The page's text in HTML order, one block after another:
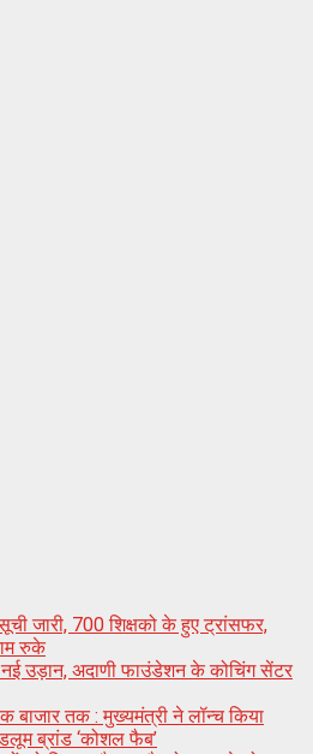
सूची जारी, 700 शिक्षको के हुए ट्रांसफर,
रुके
नई उड़ान, अदाणी फाउंडेशन के कोचिंग सेंटर
बाजार तक : मुख्यमंत्री ने लॉन्च किया
ब्रांड ‘कोशल फैब’